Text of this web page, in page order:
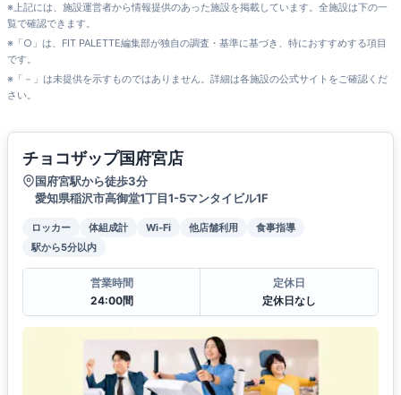
※上記には、施設運営者から情報提供のあった施設を掲載しています。全施設は下の一
覧で確認できます。
※「○」は、FIT PALETTE編集部が独自の調査・基準に基づき、特におすすめする項目
です。
※「－」は未提供を示すものではありません。詳細は各施設の公式サイトをご確認くだ
さい。
チョコザップ国府宮店
国府宮駅から徒歩3分
愛知県稲沢市高御堂1丁目1-5マンタイビル1F
ロッカー 体組成計 Wi-Fi 他店舗利用
食事指導
駅から5分以内
営業時間
24:00間
定休日
定休日なし